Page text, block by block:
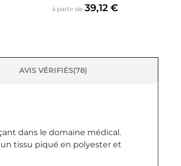
à partir de Prix
39,12 €
AVIS VÉRIFIÉS(78)
dans le domaine médical.
tissu piqué en polyester et